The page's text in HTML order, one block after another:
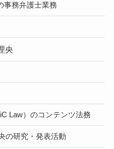
事務弁護士業務
央
Law）のコンテンツ法務
の研究・発表活動